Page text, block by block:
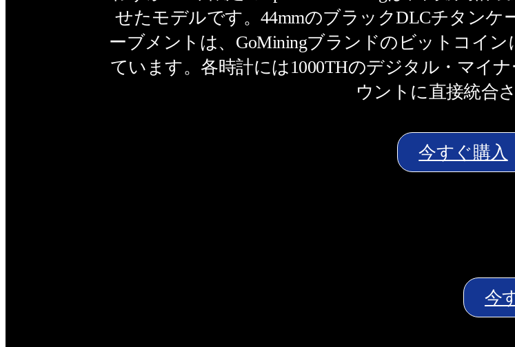
せたモデルです。44mmのブラックDLCチタン
ーブメントは、GoMiningブランドのビットコイ
ています。各時計には1000THのデジタル・マイ
ウントに直接統合さ
今すぐ購入
今